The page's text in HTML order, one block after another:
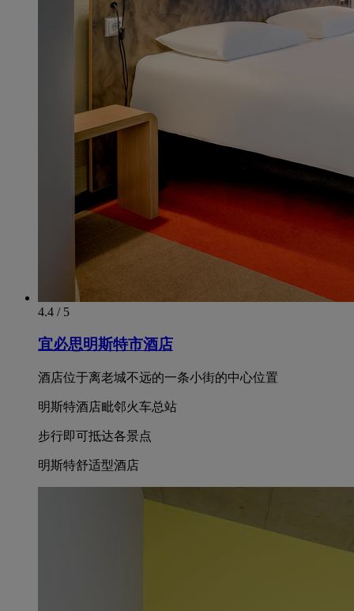
4.4 / 5
宜必思明斯特市酒店
酒店位于离老城不远的一条小街的中心位置
明斯特酒店毗邻火车总站
步行即可抵达各景点
明斯特舒适型酒店